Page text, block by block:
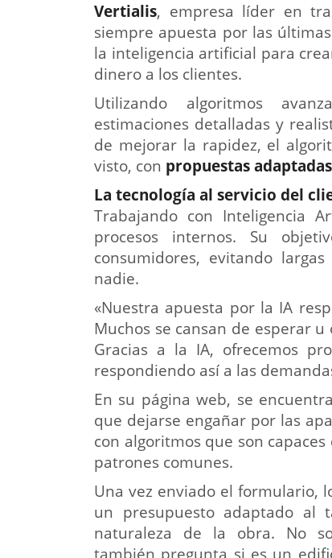
Vertialis, empresa líder en
siempre apuesta por las
la inteligencia artificial para
dinero a los clientes.
Utilizando algoritmos
estimaciones detalladas y
de mejorar la rapidez, el
visto, con propuestas
La tecnología al servicio del
Trabajando con Inteligencia
procesos internos. Su
consumidores, evitando
nadie.
«Nuestra apuesta por la IA
Muchos se cansan de esperar
Gracias a la IA, ofrecemos
respondiendo así a las
En su página web, se
que dejarse engañar por las
con algoritmos que son
patrones comunes.
Una vez enviado el formulario,
un presupuesto adaptado al
naturaleza de la obra. No